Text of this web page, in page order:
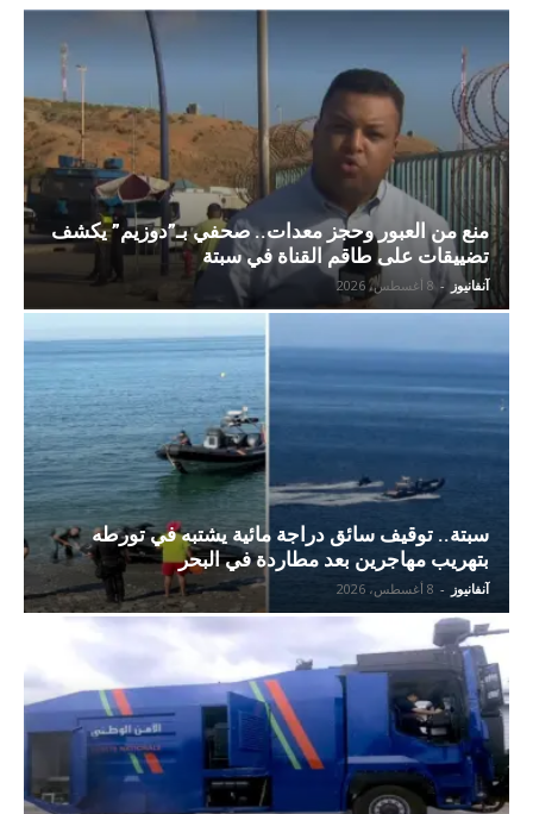
منع من العبور وحجز معدات.. صحفي بـ”دوزيم” يكشف
تضييقات على طاقم القناة في سبتة
آنفانيوز - 8 أغسطس، 2026
سبتة.. توقيف سائق دراجة مائية يشتبه في تورطه
بتهريب مهاجرين بعد مطاردة في البحر
آنفانيوز - 8 أغسطس، 2026